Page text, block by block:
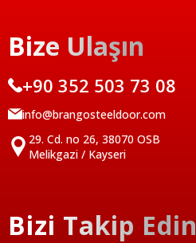
Bize Ulaşın
+90 352 503 73 08
info@brangosteeldoor.com
29. Cd. no 26, 38070 OSB
Melikgazi / Kayseri
Bizi Takip Edin